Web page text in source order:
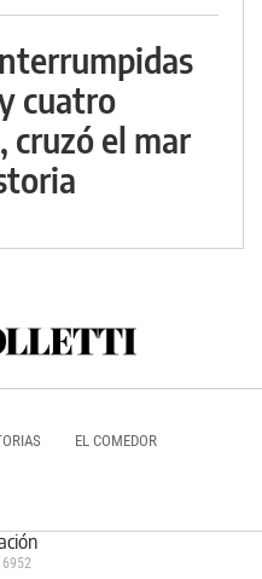
cuatro
el mar
EL COMEDOR
6952